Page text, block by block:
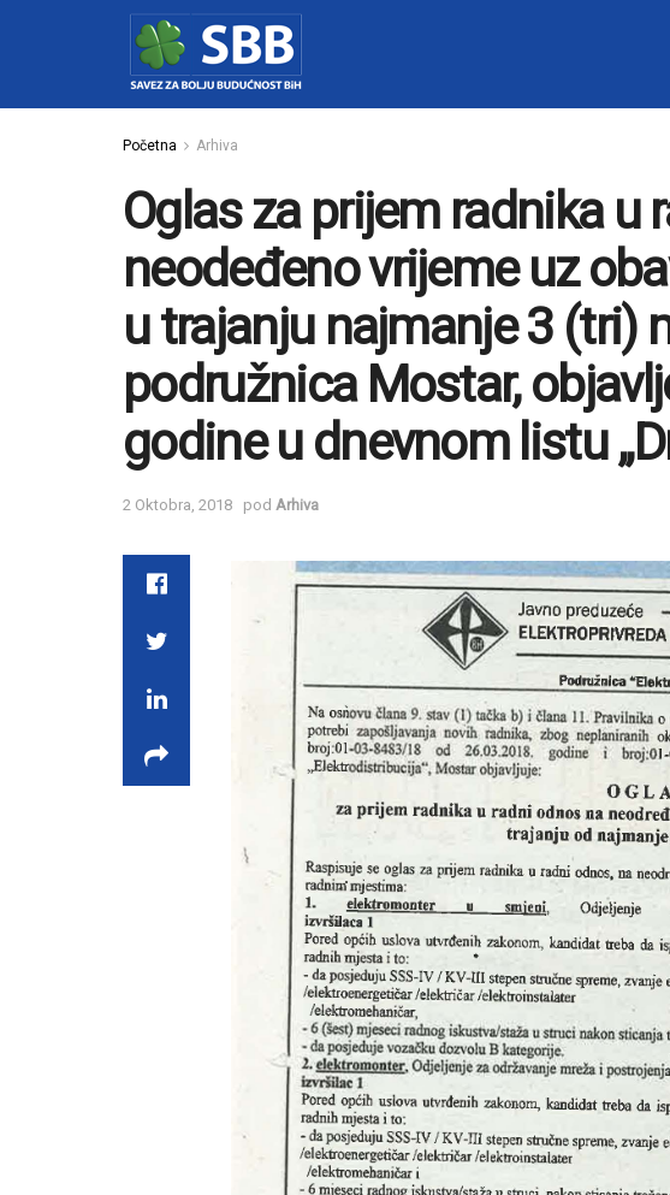
Početna Arhiva
Oglas za prijem radnika u
neodeđeno vrijeme uz
u trajanju najmanje 3 (tri)
podružnica Mostar,
godine u dnevnom listu
2 Oktobra, 2018 pod Arhiva